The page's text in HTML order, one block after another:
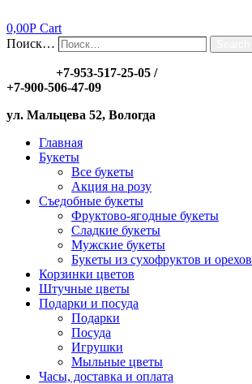
0,00Р Cart
Поиск…
+7-953-517-25-05 /
+7-900-506-47-09
ул. Мальцева 52, Вологда
Главная
Букеты
Все букеты
Акция на розу
Съедобные букеты
Фруктово-ягодные букеты
Сладкие букеты
Мужские букеты
Букеты из сухофруктов и орехов
Корзинки цветов
Штучные цветы
Подарки и посуда
Подарки
Посуда
Игрушки
Мыльные цветы
Часы, доставка и оплата